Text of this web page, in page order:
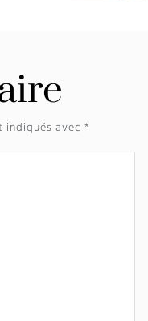
indiqués avec *